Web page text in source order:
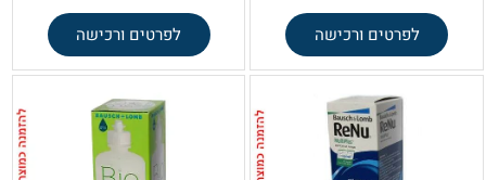
לפרטים ורכישה לפרטים ורכישה